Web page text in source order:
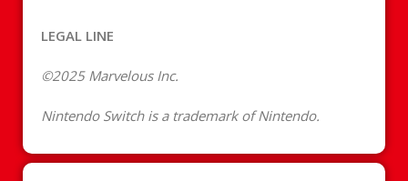
LEGAL LINE
©2025 Marvelous Inc.
Nintendo Switch is a trademark of Nintendo.